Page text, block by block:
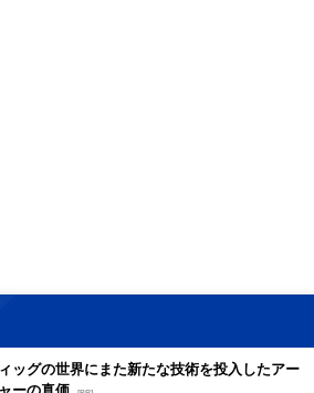
ッグの世界にまた新たな技術を投入したアー
ーの真価